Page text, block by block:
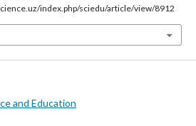
index.php/sciedu/article/view/8912
and Education